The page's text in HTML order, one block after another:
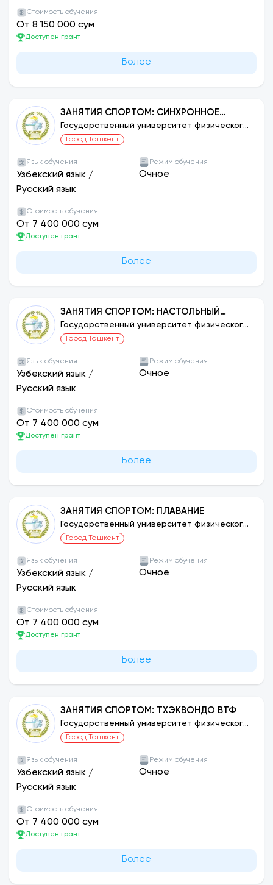
Стоимость обучения
От 8 150 000 сум
Доступен грант
Более
ЗАНЯТИЯ СПОРТОМ: СИНХРОННОЕ
ПЛАВАНИЕ
Государственный университет физического
воспитания и спорта Узбекистана
Город Ташкент
Язык обучения
Узбекский язык /
Русский язык
Режим обучения
Очное
Стоимость обучения
От 7 400 000 сум
Доступен грант
Более
ЗАНЯТИЯ СПОРТОМ: НАСТОЛЬНЫЙ
ТЕННИС
Государственный университет физического
воспитания и спорта Узбекистана
Город Ташкент
Язык обучения
Узбекский язык /
Русский язык
Режим обучения
Очное
Стоимость обучения
От 7 400 000 сум
Доступен грант
Более
ЗАНЯТИЯ СПОРТОМ: ПЛАВАНИЕ
Государственный университет физического
воспитания и спорта Узбекистана
Город Ташкент
Язык обучения
Узбекский язык /
Русский язык
Режим обучения
Очное
Стоимость обучения
От 7 400 000 сум
Доступен грант
Более
ЗАНЯТИЯ СПОРТОМ: ТХЭКВОНДО ВТФ
Государственный университет физического
воспитания и спорта Узбекистана
Город Ташкент
Язык обучения
Узбекский язык /
Русский язык
Режим обучения
Очное
Стоимость обучения
От 7 400 000 сум
Доступен грант
Более